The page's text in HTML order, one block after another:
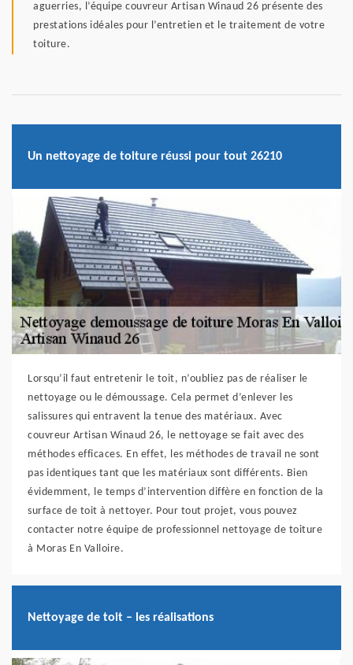
aguerries, l’équipe couvreur Artisan Winaud 26 présente des
prestations idéales pour l’entretien et le traitement de votre
toiture.
Un nettoyage de toiture réussi pour tout 26210
Lorsqu’il faut entretenir le toit, n’oubliez pas de réaliser le
nettoyage ou le démoussage. Cela permet d’enlever les
salissures qui entravent la tenue des matériaux. Avec
couvreur Artisan Winaud 26, le nettoyage se fait avec des
méthodes efficaces. En effet, les méthodes de travail ne sont
pas identiques tant que les matériaux sont différents. Bien
évidemment, le temps d’intervention diffère en fonction de la
surface de toit à nettoyer. Pour tout projet, vous pouvez
contacter notre équipe de professionnel nettoyage de toiture
à Moras En Valloire.
Nettoyage de toit – les réalisations